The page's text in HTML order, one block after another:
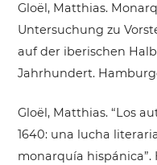
Gloël, Matthias.
Untersuchung zu
auf der iberischen
Jahrhundert.
Gloël, Matthias. “Los
1640: una lucha
monarquía hispánica”.